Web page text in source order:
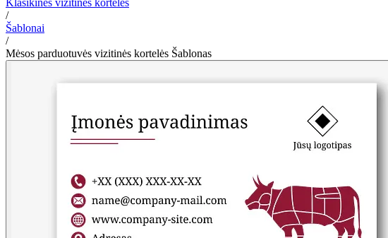
/
Šablonai
/
Mėsos parduotuvės vizitinės kortelės Šablonas